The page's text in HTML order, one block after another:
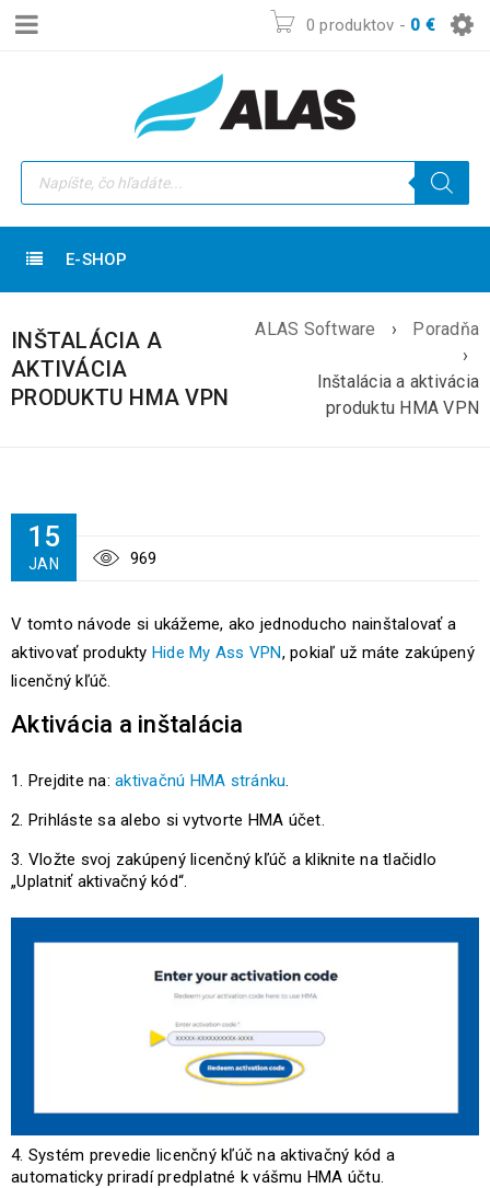
0 produktov - 0 €
E-SHOP
INŠTALÁCIA A
AKTIVÁCIA
PRODUKTU HMA VPN
ALAS Software ›
Poradňa
›
Inštalácia a aktivácia
produktu HMA VPN
15
JAN 969
V tomto návode si ukážeme, ako jednoducho nainštalovať a
aktivovať produkty Hide My Ass VPN, pokiaľ už máte zakúpený
licenčný kľúč.
Aktivácia a inštalácia
Prejdite na: aktivačnú HMA stránku.
Prihláste sa alebo si vytvorte HMA účet.
Vložte svoj zakúpený licenčný kľúč a kliknite na tlačidlo
„Uplatniť aktivačný kód“.
Systém prevedie licenčný kľúč na aktivačný kód a
automaticky priradí predplatné k vášmu HMA účtu.